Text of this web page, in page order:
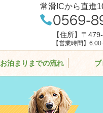
常滑ICから直進
【住所】〒
【営業時間】
お泊まりまでの流れ